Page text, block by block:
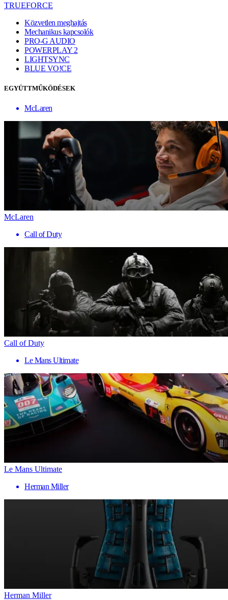
TRUEFORCE
Közvetlen meghajtás
Mechanikus kapcsolók
PRO-G AUDIO
POWERPLAY 2
LIGHTSYNC
BLUE VO!CE
EGYÜTTMŰKÖDÉSEK
McLaren
McLaren
Call of Duty
Call of Duty
Le Mans Ultimate
Le Mans Ultimate
Herman Miller
Herman Miller